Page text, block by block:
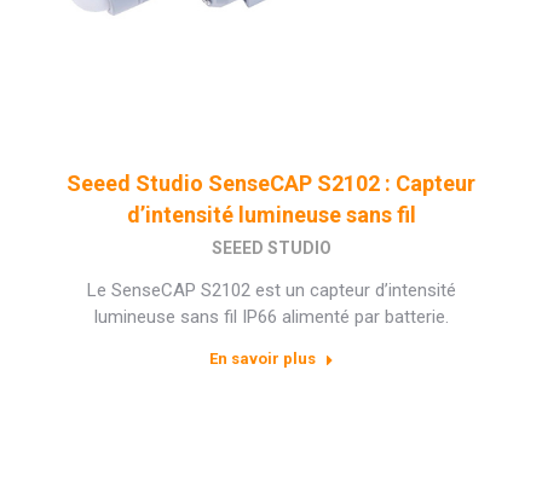
Seeed Studio SenseCAP S2102 : Capteur
d’intensité lumineuse sans fil
SEEED STUDIO
Le SenseCAP S2102 est un capteur d’intensité
lumineuse sans fil IP66 alimenté par batterie.
En savoir plus